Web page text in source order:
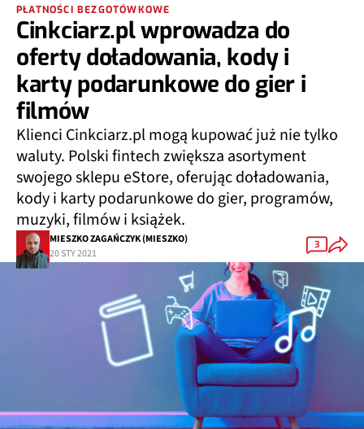
PŁATNOŚCI BEZGOTÓWKOWE
Cinkciarz.pl wprowadza do
oferty doładowania, kody i
karty podarunkowe do gier i
filmów
Klienci Cinkciarz.pl mogą kupować już nie tylko
waluty. Polski fintech zwiększa asortyment
swojego sklepu eStore, oferując doładowania,
kody i karty podarunkowe do gier, programów,
muzyki, filmów i książek.
MIESZKO ZAGAŃCZYK (MIESZKO)
20 STY 2021
3